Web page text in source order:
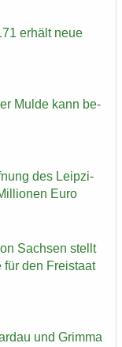
er­hält neue
Mulde kann be­
des Leip­zi­
Euro
Sach­sen stellt
den Frei­staat
und Grim­ma